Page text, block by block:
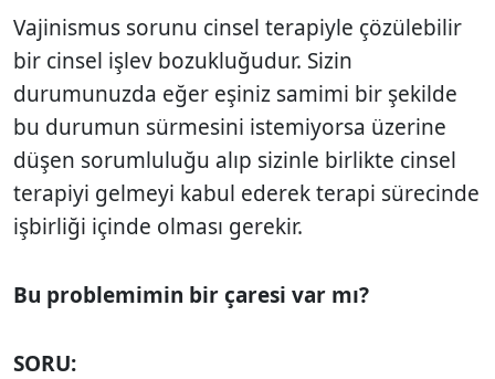
Vajinismus sorunu cinsel terapiyle çözülebilir
bir cinsel işlev bozukluğudur. Sizin
durumunuzda eğer eşiniz samimi bir şekilde
bu durumun sürmesini istemiyorsa üzerine
düşen sorumluluğu alıp sizinle birlikte cinsel
terapiyi gelmeyi kabul ederek terapi sürecinde
işbirliği içinde olması gerekir.
Bu problemimin bir çaresi var mı?
SORU: